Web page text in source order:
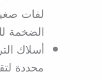
لفات
الضخمة
أسلاك
محددة